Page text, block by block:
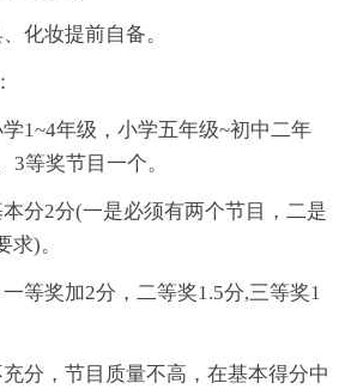
化妆提前自备。
1~4年级，小学五年级~初中二年
3等奖节目一个。
分2分(一是必须有两个节目，二是
求)。
等奖加2分，二等奖1.5分,三等奖1
分，节目质量不高，在基本得分中